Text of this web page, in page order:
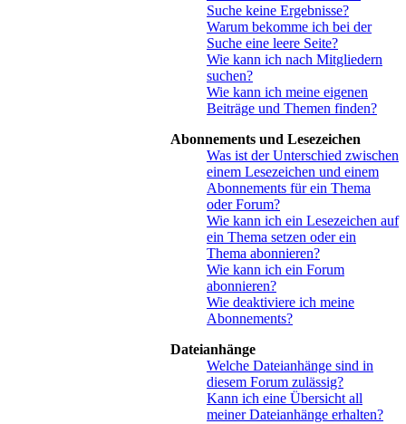
Suche keine Ergebnisse?
Warum bekomme ich bei der
Suche eine leere Seite?
Wie kann ich nach Mitgliedern
suchen?
Wie kann ich meine eigenen
Beiträge und Themen finden?
Abonnements und Lesezeichen
Was ist der Unterschied zwischen
einem Lesezeichen und einem
Abonnements für ein Thema
oder Forum?
Wie kann ich ein Lesezeichen auf
ein Thema setzen oder ein
Thema abonnieren?
Wie kann ich ein Forum
abonnieren?
Wie deaktiviere ich meine
Abonnements?
Dateianhänge
Welche Dateianhänge sind in
diesem Forum zulässig?
Kann ich eine Übersicht all
meiner Dateianhänge erhalten?